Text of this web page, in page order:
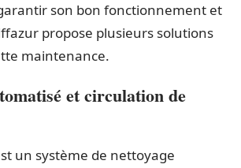
son bon fonctionnement et
propose plusieurs solutions
maintenance.
et circulation de
un système de nettoyage